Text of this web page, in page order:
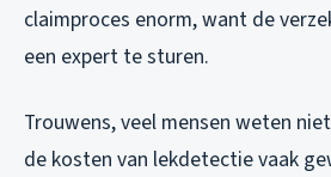
claimproces enorm, want de
een expert te sturen.
Trouwens, veel mensen weten
de kosten van lekdetectie vaak